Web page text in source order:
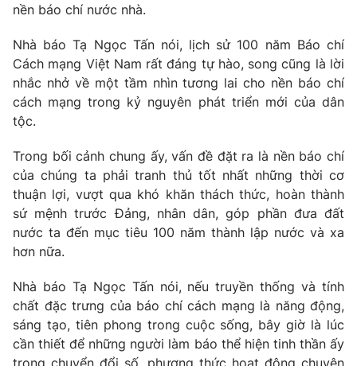
nền báo chí nước nhà.
Nhà báo Tạ Ngọc Tấn nói, lịch sử 100 năm Báo chí
Cách mạng Việt Nam rất đáng tự hào, song cũng là lời
nhắc nhở về một tầm nhìn tương lai cho nền báo chí
cách mạng trong kỷ nguyên phát triển mới của dân
tộc.
Trong bối cảnh chung ấy, vấn đề đặt ra là nền báo chí
của chúng ta phải tranh thủ tốt nhất những thời cơ
thuận lợi, vượt qua khó khăn thách thức, hoàn thành
sứ mệnh trước Đảng, nhân dân, góp phần đưa đất
nước ta đến mục tiêu 100 năm thành lập nước và xa
hơn nữa.
Nhà báo Tạ Ngọc Tấn nói, nếu truyền thống và tính
chất đặc trưng của báo chí cách mạng là năng động,
sáng tạo, tiên phong trong cuộc sống, bây giờ là lúc
cần thiết để những người làm báo thể hiện tinh thần ấy
trong chuyển đổi số, phương thức hoạt động chuyên